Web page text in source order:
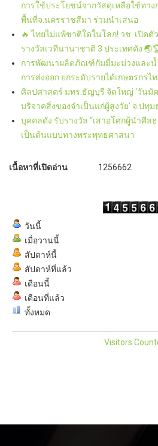
การใช้ประโยชน์จากวัสดุเหลือใช้ทาง
พื้นที่จ.นครราชสีมา ร่วมนำเสนอ
🔥 ไทยไม่แพ้ชาติใดในโลก! วช. เปิด
รางวัลเวทีนานาชาติ 3 ประเทศดัง
การพัฒนาผลิตภัณฑ์กัมมี่มะม่วงและน้
การส่งออก ยกระดับรายได้เกษตรกรไ
ศิลปศาสตร์ มทร.ธัญบุรี จัดใหญ่ ‘วันมัค
บริจาคสิ่งของจำเป็นแก่ผู้สูงวัย’ จ.ปทุ
บุคคลดัง รับรางวัล “เสาอโศกผู้นำศีล
เป็นต้นแบบทางพระพุทธศาสนา
เนื้อหาที่เปิดอ่าน 1256662
วันนี้
เมื่อวานนี้
สัปดาห์นี้
สัปดาห์ที่แล้ว
เดือนนี้
เดือนที่แล้ว
ทั้งหมด
Visitors